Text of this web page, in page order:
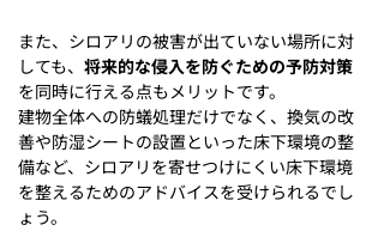
また、シロアリの被害が出ていない場所に対
しても、 将来的な侵入を防ぐための予防対策
を同時に行える点もメリットです。
建物全体への防蟻処理だけでなく、換気の改
善や防湿シートの設置といった床下環境の整
備など、シロアリを寄せつけにくい床下環境
を整えるためのアドバイスを受けられるでし
ょう。